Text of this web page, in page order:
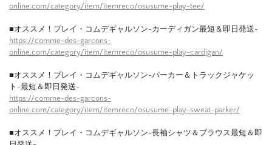
online.com/category/item/itemreco/osusume-play-tee/
■オススメ！プレイ・コムデギャルソン-カーディガン最短＆即日発送-
https://comme-des-garcons-
online.com/category/item/itemreco/osusume-play-cardigan/
■オススメ！プレイ・コムデギャルソン-パーカー＆トラックジャケッ
ト-最短＆即日発送-
https://comme-des-garcons-
online.com/category/item/itemreco/osusume-play-sweat-parker/
■オススメ！プレイ・コムデギャルソン-長袖シャツ＆ブラウス最短＆即